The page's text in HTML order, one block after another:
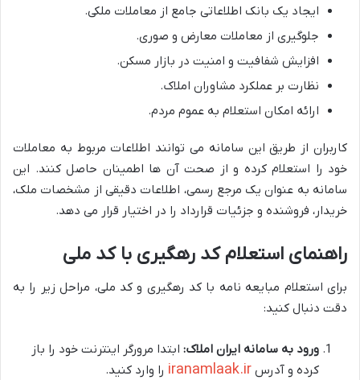
ایجاد یک بانک اطلاعاتی جامع از معاملات ملکی.
جلوگیری از معاملات معارض و صوری.
افزایش شفافیت و امنیت در بازار مسکن.
نظارت بر عملکرد مشاوران املاک.
ارائه امکان استعلام به عموم مردم.
کاربران از طریق این سامانه می توانند اطلاعات مربوط به معاملات
خود را استعلام کرده و از صحت آن ها اطمینان حاصل کنند. این
سامانه به عنوان یک مرجع رسمی، اطلاعات دقیقی از مشخصات ملک،
خریدار، فروشنده و جزئیات قرارداد را در اختیار قرار می دهد.
راهنمای استعلام کد رهگیری با کد ملی
برای استعلام مبایعه نامه با کد رهگیری و کد ملی، مراحل زیر را به
دقت دنبال کنید:
ورود به سامانه ایران املاک: ابتدا مرورگر اینترنت خود را باز
کرده و آدرس iranamlaak.ir را وارد کنید.